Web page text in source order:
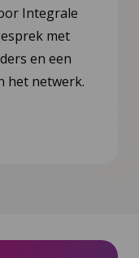
Integrale
met
en een
het netwerk.